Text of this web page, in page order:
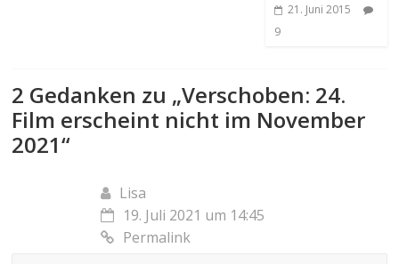
21. Juni 2015
9
2 Gedanken zu „Verschoben: 24.
Film erscheint nicht im November
2021“
Lisa
19. Juli 2021 um 14:45
Permalink